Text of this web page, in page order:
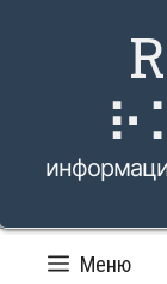
Меню